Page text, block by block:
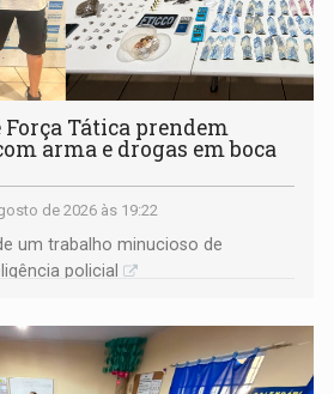
Força Tática prendem
arma e drogas em boca
de 2026 às 19:22
um trabalho minucioso de
policial